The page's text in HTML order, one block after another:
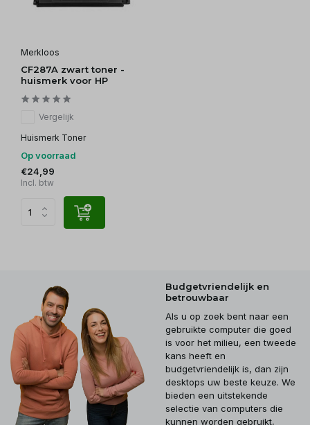
Merkloos
CF287A zwart toner -
huismerk voor HP
Vergelijk
Huismerk Toner
Op voorraad
€24,99
Incl. btw
Budgetvriendelijk en
betrouwbaar
Als u op zoek bent naar een
gebruikte computer die goed
is voor het milieu, een tweede
kans heeft en
budgetvriendelijk is, dan zijn
desktops uw beste keuze. We
bieden een uitstekende
selectie van computers die
kunnen worden gebruikt,